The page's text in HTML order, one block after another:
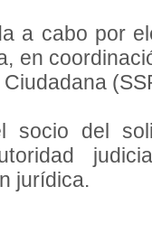
a cabo por
en
socio del
jurídica.